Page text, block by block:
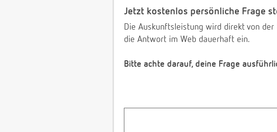
Jetzt kostenlos persönliche Frage
Die Auskunftsleistung wird direkt von
die Antwort im Web dauerhaft ein.
Bitte achte darauf, deine Frage